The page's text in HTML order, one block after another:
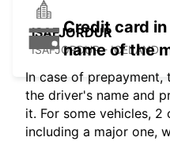
ISAFJORDUR
ISAFJORDUR - ICELAND
Credit card
name of the
In case of
the driver's name and
it. For some vehicles,
including a major one,